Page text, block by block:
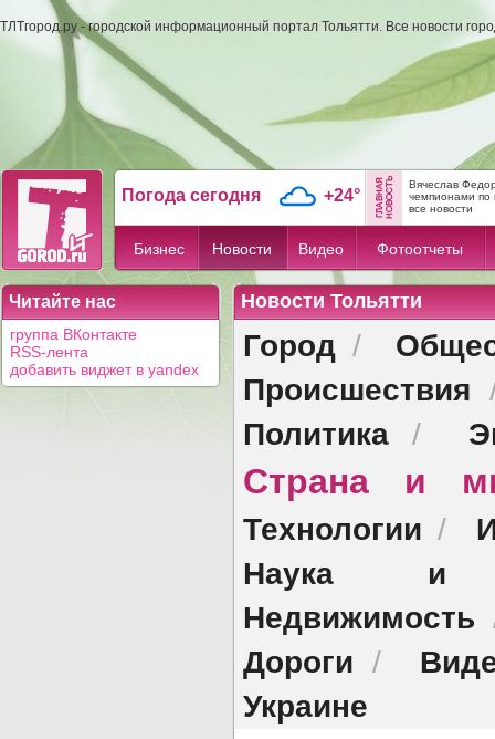
ТЛТгород.ру - городской информационный портал Тольятти. Все новости
Погода сегодня +24°
Вячеслав
чемпионами по
все новости
Бизнес Новости Видео Фотоотчеты
Читайте нас
группа ВКонтакте
RSS-лента
добавить виджет в yandex
Новости Тольятти
Город /
Происшествия
Политика /
Страна и
Технологии /
Наука и
Недвижимость
Дороги /
Украине